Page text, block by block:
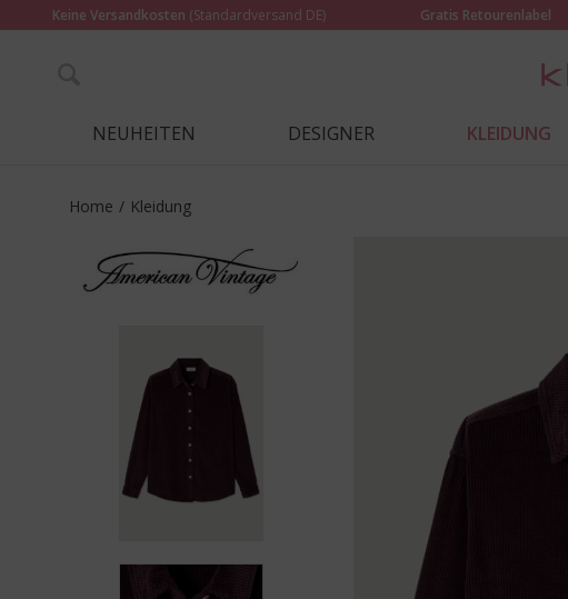
Keine Versandkosten (Standardversand DE) Gratis Retourenlabel
NEUHEITEN DESIGNER KLEIDUNG
Home / Kleidung